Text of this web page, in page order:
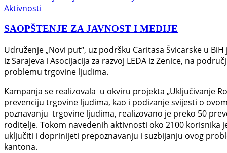
Aktivnosti
SAOPŠTENJE ZA JAVNOST I MEDIJE
Udruženje „Novi put“, uz podršku Caritasa Švicarske u
iz Sarajeva i Asocijacija za razvoj LEDA iz Zenice, na
problemu trgovine ljudima.
Kampanja se realizovala u okviru projekta „Uključivanje
prevenciju trgovine ljudima, kao i podizanje svijesti o
poznavanju trgovine ljudima, realizovano je preko 50
roditelje. Tokom navedenih aktivnosti oko 2100
uključiti i doprinijeti prepoznavanju i suzbijanju ovog
kantona.